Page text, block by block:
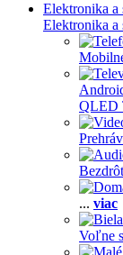
Elektronika a
Elektronika a
QLED
... viac
Voľne